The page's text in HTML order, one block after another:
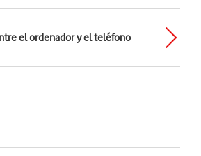
el ordenador y el teléfono